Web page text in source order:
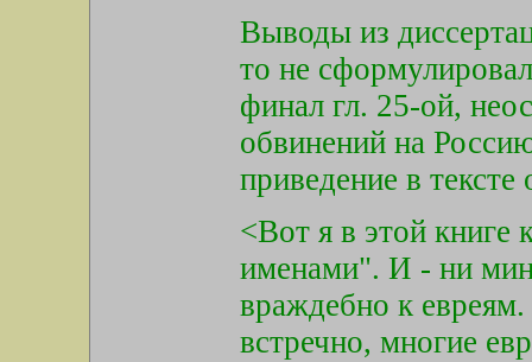
Выводы из
то не
финал гл. 25-ой,
обвинений на
приведение в
<Вот я в этой книге
именами". И - ни
враждебно к
встречно, многие